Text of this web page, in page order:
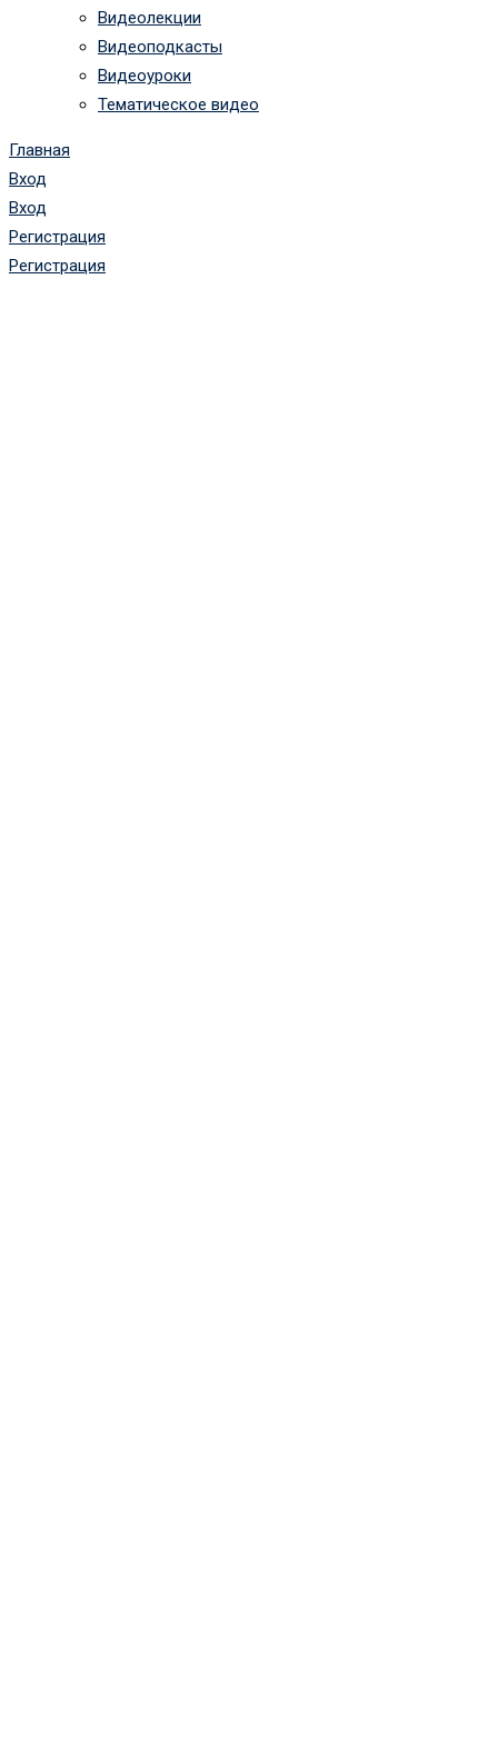
Видеолекции
Видеоподкасты
Видеоуроки
Тематическое видео
Главная
Вход
Вход
Регистрация
Регистрация